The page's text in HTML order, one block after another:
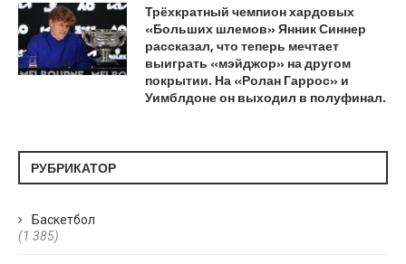
Трёхкратный чемпион хардовых
«Больших шлемов» Янник Синнер
рассказал, что теперь мечтает
выиграть «мэйджор» на другом
покрытии. На «Ролан Гаррос» и
Уимблдоне он выходил в полуфинал.
РУБРИКАТОР
Баскетбол
(1 385)